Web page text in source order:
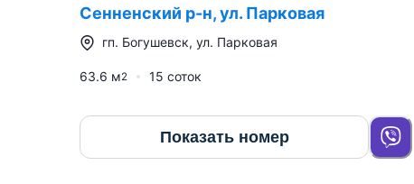
Сенненский р-н, ул. Парковая
гп. Богушевск, ул. Парковая
63.6 м2 15 соток
Показать номер